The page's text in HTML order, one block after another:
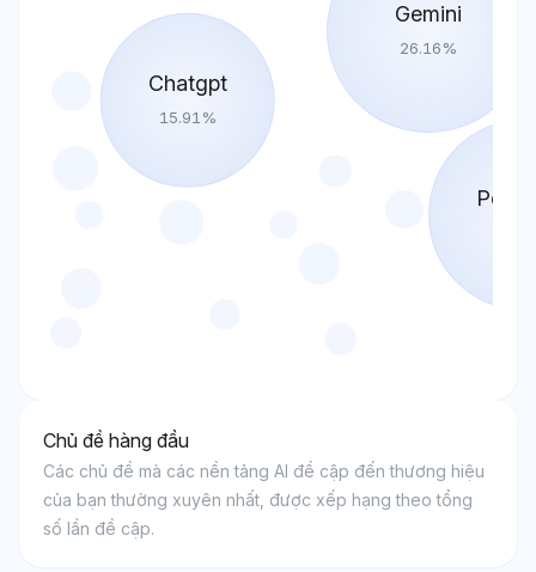
Chatgpt
15.91 %
Gemini
26.16%
Chủ đề hàng đầu
Các chủ đề mà các nền tảng AI đề cập đến thương hiệu
của bạn thường xuyên nhất, được xếp hạng theo tổng
số lần đề cập.